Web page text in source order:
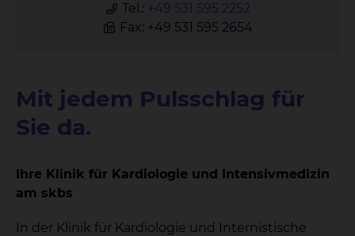
Tel.: +49 531 595 2252
Fax: +49 531 595 2654
Mit jedem Pulsschlag für
Sie da.
Ihre Klinik für Kardiologie und Intensivmedizin
am skbs
In der Klinik für Kardiologie und Internistische